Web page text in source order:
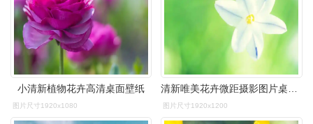
小清新植物花卉高清桌面壁纸
图片尺寸1920x1080
清新唯美花卉微距摄影图片桌面壁纸
图片尺寸1920x1200